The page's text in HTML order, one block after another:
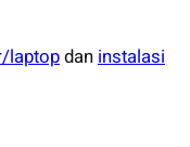
laptopdan instalasi